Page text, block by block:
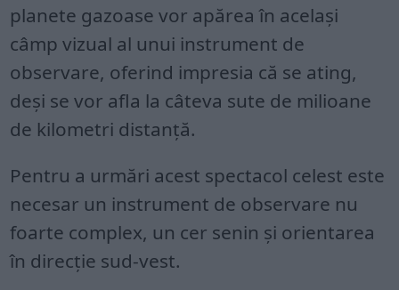
planete gazoase vor apărea în acelaşi
câmp vizual al unui instrument de
observare, oferind impresia că se ating,
deşi se vor afla la câteva sute de milioane
de kilometri distanţă.
Pentru a urmări acest spectacol celest este
necesar un instrument de observare nu
foarte complex, un cer senin şi orientarea
în direcţie sud-vest.